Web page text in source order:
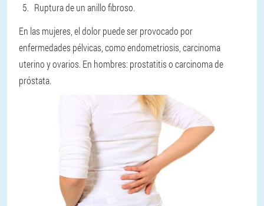
Ruptura de un anillo fibroso.
En las mujeres, el dolor puede ser provocado por
enfermedades pélvicas, como endometriosis, carcinoma
uterino y ovarios. En hombres: prostatitis o carcinoma de
próstata.